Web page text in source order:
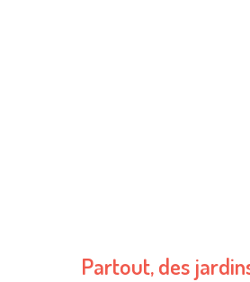
Partout, des